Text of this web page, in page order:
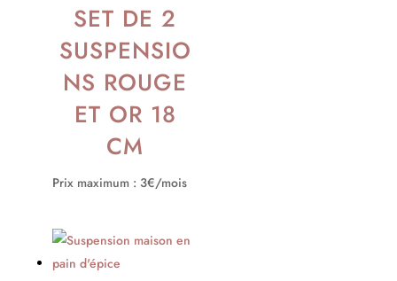
SET DE 2
SUSPENSIO
NS ROUGE
ET OR 18
CM
Prix maximum : 3€/mois